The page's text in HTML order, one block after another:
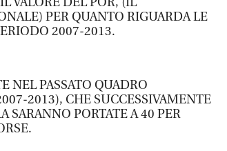
PER QUANTO RIGUARDA LE
2007-2013.
NEL PASSATO QUADRO
2013), CHE SUCCESSIVAMENTE
SARANNO PORTATE A 40 PER